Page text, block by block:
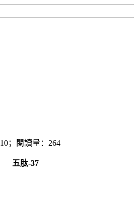
；閱讀量：264
五肽-37